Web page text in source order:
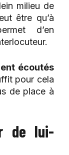
milieu de
être qu’à
d’en
écoutés
pour cela
de place à
de lui-